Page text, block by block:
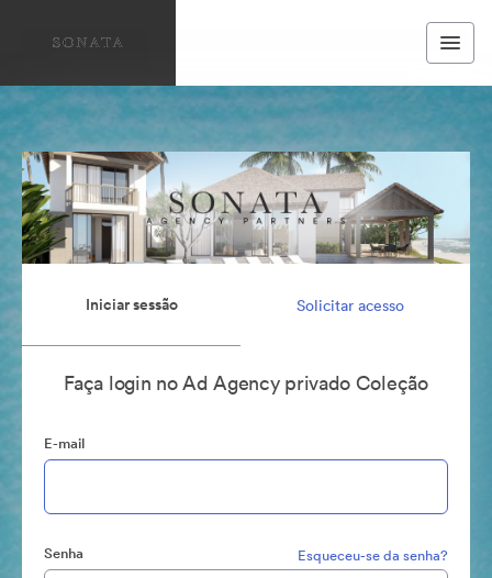
Iniciar sessão Solicitar acesso
Faça login no Ad Agency privado Coleção
E-mail
Senha Esqueceu-se da senha?